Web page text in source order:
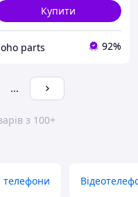
Купити
parts 92%
...
з 100+
телефони